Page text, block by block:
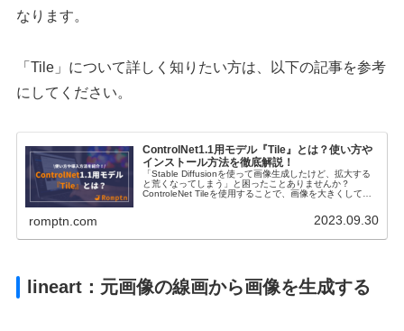
なります。
「Tile」について詳しく知りたい方は、以下の記事を参考
にしてください。
ControlNet1.1用モデル『Tile』とは？使い方や
インストール方法を徹底解説！
「Stable Diffusionを使って画像生成したけど、拡大する
と荒くなってしまう」と困ったことありませんか？
ControleNet Tileを使用することで、画像を大きくしても
romptn.com 2023.09.30
lineart：元画像の線画から画像を生成する